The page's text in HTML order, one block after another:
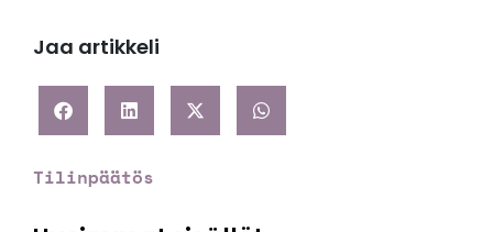
Jaa artikkeli
Tilinpäätös